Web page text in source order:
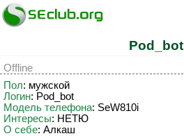
Pod_bot
Offline
Пол: мужской
Логин: Pod_bot
Модель телефона: SеW810i
Интересы: НЕТЮ
О себе: Алкаш